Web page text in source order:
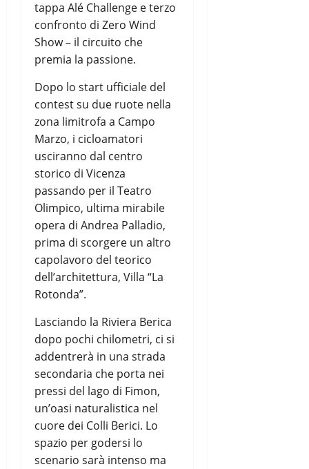
tappa Alé Challenge e terzo
confronto di Zero Wind
Show – il circuito che
premia la passione.
Dopo lo start ufficiale del
contest su due ruote nella
zona limitrofa a Campo
Marzo, i cicloamatori
usciranno dal centro
storico di Vicenza
passando per il Teatro
Olimpico, ultima mirabile
opera di Andrea Palladio,
prima di scorgere un altro
capolavoro del teorico
dell’architettura, Villa “La
Rotonda”.
Lasciando la Riviera Berica
dopo pochi chilometri, ci si
addentrerà in una strada
secondaria che porta nei
pressi del lago di Fimon,
un’oasi naturalistica nel
cuore dei Colli Berici. Lo
spazio per godersi lo
scenario sarà intenso ma